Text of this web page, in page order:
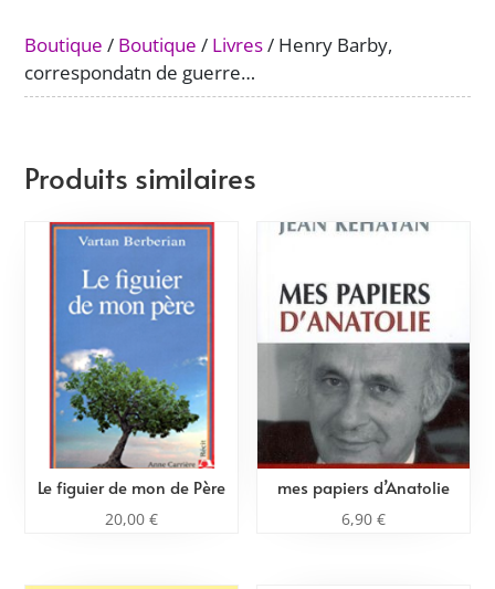
Boutique / Boutique / Livres/ Henry Barby,
correspondatn de guerre…
Produits similaires
Le figuier de mon de Père
20,00€
mes papiers d’Anatolie
6,90 €